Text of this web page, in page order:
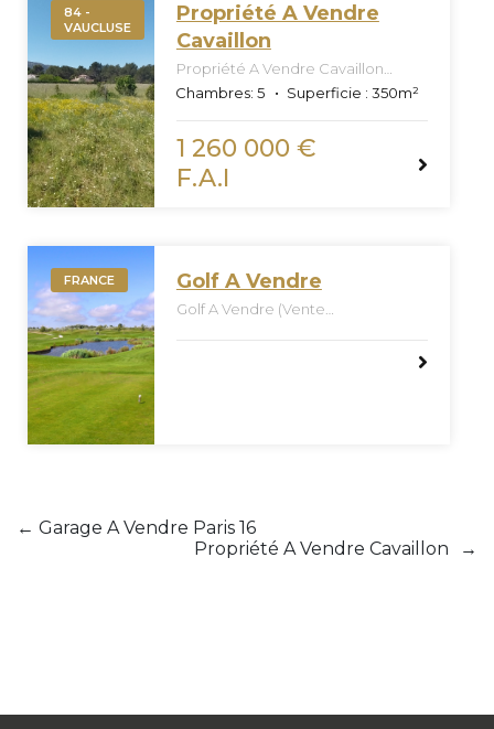
84 -
VAUCLUSE
Propriété A Vendre
Cavaillon
Propriété A Vendre Cavaillon
(Vente Confidentielle Off Market)
Chambres: 5 Superficie : 350m²
1 260 000 €
F.A.I
FRANCE Golf A Vendre
Golf A Vendre (Vente
← Garage A Vendre Paris 16
→
Propriété A Vendre Cavaillon